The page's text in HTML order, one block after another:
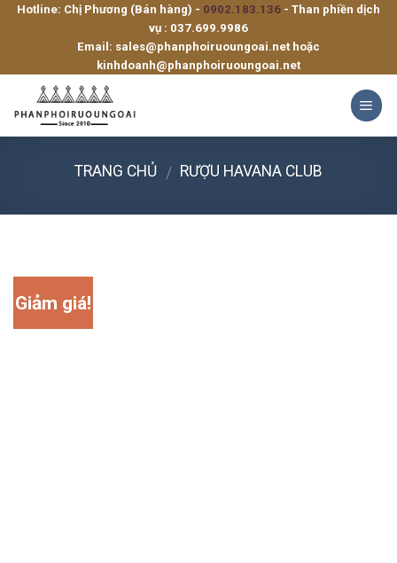
SkipHotline: Chị Phương (Bán hàng) - 0902.183.136 - Than phiền dịch
vụ : 037.699.9986
Email: sales@phanphoiruoungoai.net hoặc
kinhdoanh@phanphoiruoungoai.net
TRANG CHỦ / RƯỢU HAVANA CLUB
Giảm giá!